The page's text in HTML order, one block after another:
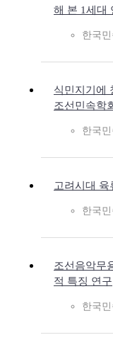
해 본 1세대
한국
식민지기에
조선민속학
한국
고려시대 육
한국
조선음악무
적 특징 연구
한국